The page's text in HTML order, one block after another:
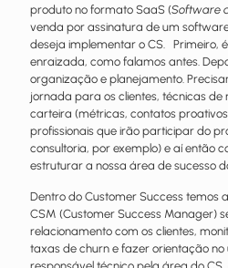
produto no formato SaaS (Software
venda por assinatura de um
deseja implementar o CS. Primeiro,
enraizada, como falamos antes.
organização e planejamento.
jornada para os clientes, técnicas de
carteira (métricas, contatos
profissionais que irão participar do
consultoria, por exemplo) e aí então
estruturar a nossa área de sucesso
Dentro do Customer Success temos
CSM (Customer Success Manager)
relacionamento com os clientes,
taxas de churn e fazer orientação no